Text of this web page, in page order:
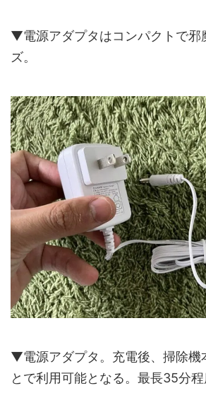
▼電源アダプタはコンパクトで邪
ズ。
▼電源アダプタ。充電後、掃除機
とで利用可能となる。最長35分